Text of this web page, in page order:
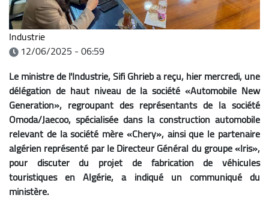
Industrie
12/06/2025 - 06:59
Le ministre de l'Industrie, Sifi Ghrieb a reçu, hier mercredi, une
délégation de haut niveau de la société «Automobile New
Generation», regroupant des représentants de la société
Omoda/Jaecoo, spécialisée dans la construction automobile
relevant de la société mère «Chery», ainsi que le partenaire
algérien représenté par le Directeur Général du groupe «Iris»,
pour discuter du projet de fabrication de véhicules
touristiques en Algérie, a indiqué un communiqué du
ministère.